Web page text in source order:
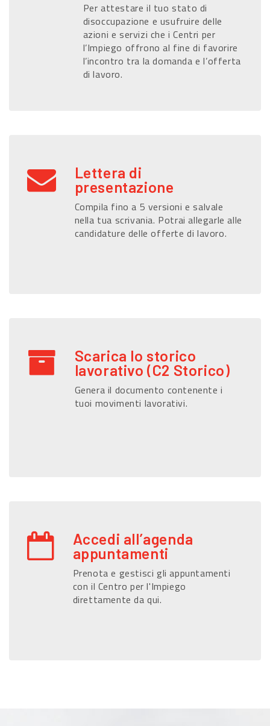
Per attestare il tuo stato di
disoccupazione e usufruire delle
azioni e servizi che i Centri per
l’Impiego offrono al fine di favorire
l’incontro tra la domanda e l’offerta
di lavoro.
Lettera di
presentazione
Compila fino a 5 versioni e salvale
nella tua scrivania. Potrai allegarle alle
candidature delle offerte di lavoro.
Scarica lo storico
lavorativo (C2 Storico)
Genera il documento contenente i
tuoi movimenti lavorativi.
Accedi all’agenda
appuntamenti
Prenota e gestisci gli appuntamenti
con il Centro per l'Impiego
direttamente da qui.